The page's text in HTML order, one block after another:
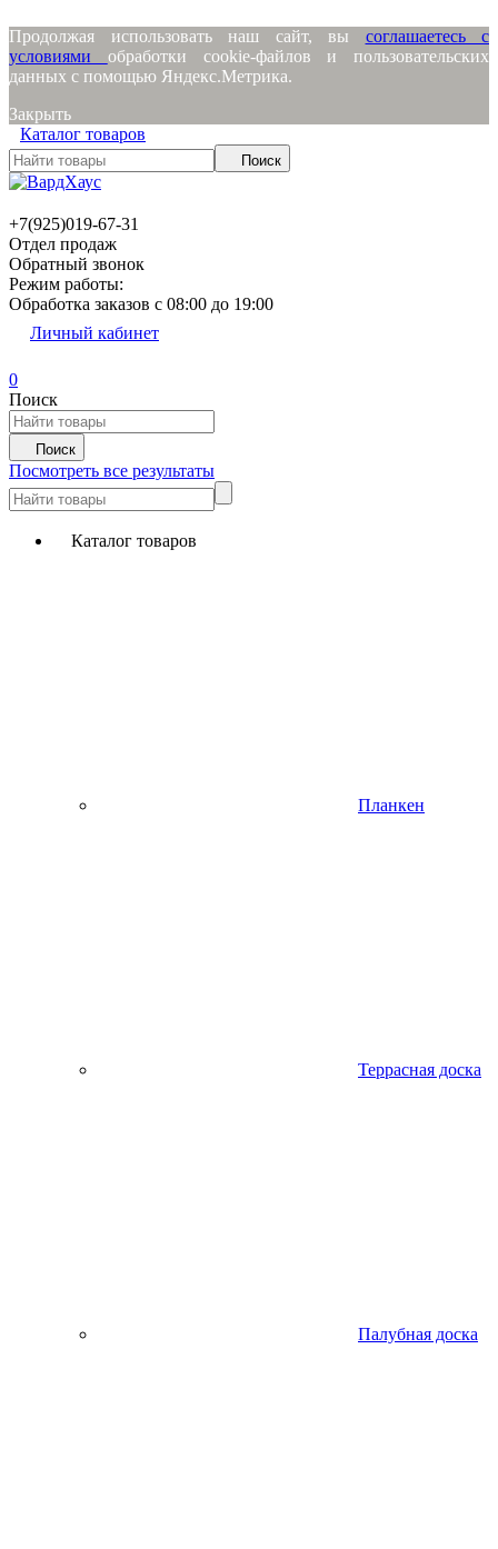
Продолжая использовать наш сайт, вы соглашаетесь с
условиями обработки cookie-файлов и пользовательских
данных с помощью Яндекс.Метрика.
Закрыть
Каталог товаров
Поиск
+7(925)019-67-31
Отдел продаж
Обратный звонок
Режим работы:
Обработка заказов с 08:00 до 19:00
Личный кабинет
0
Поиск
Поиск
Посмотреть все результаты
Каталог товаров
Планкен
Террасная доска
Палубная доска